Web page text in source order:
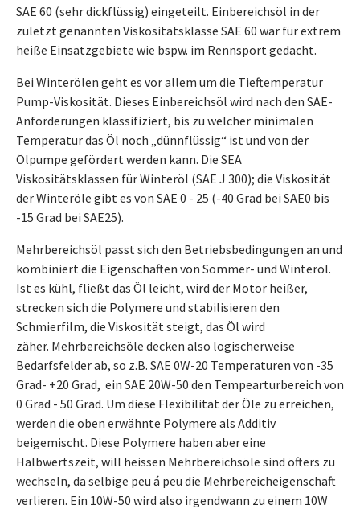
SAE 60 (sehr dickflüssig) eingeteilt. Einbereichsöl in der
zuletzt genannten Viskositätsklasse SAE 60 war für extrem
heiße Einsatzgebiete wie bspw. im Rennsport gedacht.
Bei Winterölen geht es vor allem um die Tieftemperatur
Pump-Viskosität. Dieses Einbereichsöl wird nach den SAE-
Anforderungen klassifiziert, bis zu welcher minimalen
Temperatur das Öl noch „dünnflüssig“ ist und von der
Ölpumpe gefördert werden kann. Die SEA
Viskositätsklassen für Winteröl (SAE J 300); die Viskosität
der Winteröle gibt es von SAE 0 - 25 (-40 Grad bei SAE0 bis
-15 Grad bei SAE25).
Mehrbereichsöl passt sich den Betriebsbedingungen an und
kombiniert die Eigenschaften von Sommer- und Winteröl.
Ist es kühl, fließt das Öl leicht, wird der Motor heißer,
strecken sich die Polymere und stabilisieren den
Schmierfilm, die Viskosität steigt, das Öl wird
zäher. Mehrbereichsöle decken also logischerweise
Bedarfsfelder ab, so z.B. SAE 0W-20 Temperaturen von -35
Grad- +20 Grad, ein SAE 20W-50 den Tempearturbereich von
0 Grad - 50 Grad. Um diese Flexibilität der Öle zu erreichen,
werden die oben erwähnte Polymere als Additiv
beigemischt. Diese Polymere haben aber eine
Halbwertszeit, will heissen Mehrbereichsöle sind öfters zu
wechseln, da selbige peu á peu die Mehrbereicheigenschaft
verlieren. Ein 10W-50 wird also irgendwann zu einem 10W